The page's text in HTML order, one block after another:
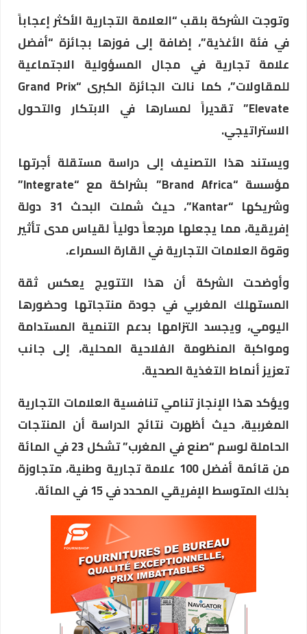
وتوجت الشركة بلقب “العلامة التجارية الأكثر إعجاباً
في فئة الأغذية”، إضافة إلى فوزها بجائزة “أفضل
علامة تجارية في مجال المسؤولية الاجتماعية
للمقاولات”، كما نالت الجائزة الكبرى “Grand Prix
Elevate” تقديراً لمسارها في الابتكار والتحول
الاستراتيجي.
ويستند هذا التصنيف إلى دراسة مستقلة أجرتها
مؤسسة “Brand Africa” بشراكة مع “Integrate”
وشريكها “Kantar”، حيث شملت البحث 31 دولة
إفريقية، مما يجعلها مرجعاً دولياً لقياس مدى تأثير
وقوة العلامات التجارية في القارة السمراء.
وأوضحت الشركة أن هذا التتويج يعكس ثقة
المستهلك المغربي في جودة منتجاتها وحضورها
اليومي، ويجسد التزامها بدعم التنمية المستدامة
ومواكبة المنظومة الفلاحية المحلية، إلى جانب
تعزيز أنماط التغذية الصحية.
ويؤكد هذا الإنجاز تنامي تنافسية العلامات التجارية
المغربية، حيث أظهرت نتائج الدراسة أن المنتجات
الحاملة لوسم “صنع في المغرب” تشكل 23 في المائة
من قائمة أفضل 100 علامة تجارية وطنية، متجاوزة
بذلك المتوسط الإفريقي المحدد في 15 في المائة.